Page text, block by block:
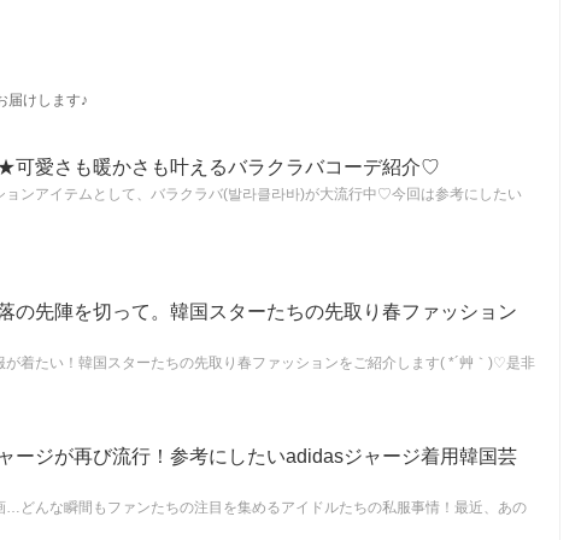
届けします♪
可愛さも暖かさも叶えるバラクラバコーデ紹介♡
ョンアイテムとして、バラクラバ(발라클라바)が大流行中♡今回は参考にしたい
の先陣を切って。韓国スターたちの先取り春ファッション
が着たい！韓国スターたちの先取り春ファッションをご紹介します( *´艸｀)♡是非
ージが再び流行！参考にしたいadidasジャージ着用韓国芸
…どんな瞬間もファンたちの注目を集めるアイドルたちの私服事情！最近、あの